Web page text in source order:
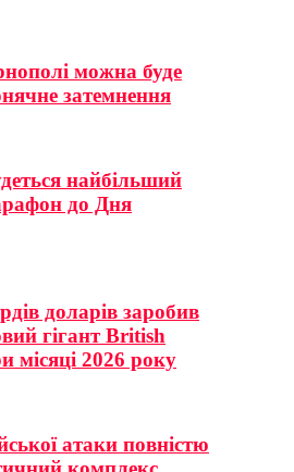
можна буде
затемнення
найбільший
до Дня
доларів заробив
гігант British
місяці 2026 року
атаки повністю